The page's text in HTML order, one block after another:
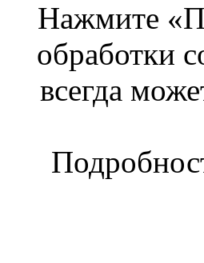
Нажмите
обработки
всегда